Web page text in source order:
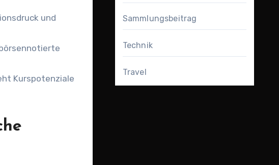
und
Kurspotenziale
Sammlungsbeitrag
Technik
Travel